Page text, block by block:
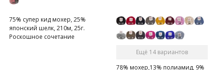
75% супер кид мохер, 25%
японский шелк, 210м, 25г.
Роскошное сочетание
Ещё 14 вариантов
78% мохер,13% полиамид, 9%